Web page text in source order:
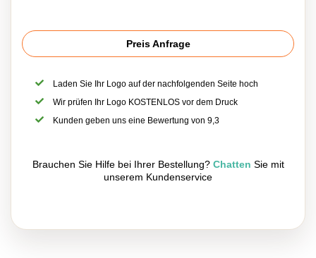
Preis Anfrage
Laden Sie Ihr Logo auf der nachfolgenden Seite hoch
Wir prüfen Ihr Logo KOSTENLOS vor dem Druck
Kunden geben uns eine Bewertung von 9,3
Brauchen Sie Hilfe bei Ihrer Bestellung? Chatten Sie mit
unserem Kundenservice